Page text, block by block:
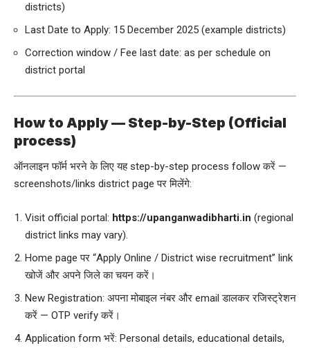
districts)
Last Date to Apply: 15 December 2025 (example districts)
Correction window / Fee last date: as per schedule on
district portal
How to Apply — Step-by-Step (Official
process)
ऑनलाइन फॉर्म भरने के लिए यह step-by-step process follow करें —
screenshots/links district page पर मिलेंगे:
Visit official portal: https://upanganwadibharti.in (regional
district links may vary).
Home page पर “Apply Online / District wise recruitment” link
खोजें और अपने जिले का चयन करें।
New Registration: अपना मोबाइल नंबर और email डालकर रजिस्ट्रेशन
करें — OTP verify करें।
Application form भरें: Personal details, educational details,